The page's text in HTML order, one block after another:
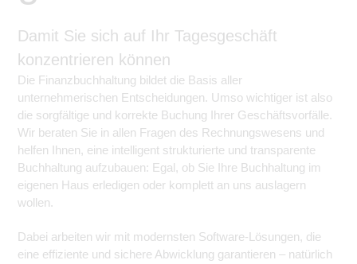
Damit Sie sich auf Ihr Tagesgeschäft
konzentrieren können
Die Finanzbuchhaltung bildet die Basis aller
unternehmerischen Entscheidungen. Umso wichtiger ist also
die sorgfältige und korrekte Buchung Ihrer Geschäftsvorfälle.
Wir beraten Sie in allen Fragen des Rechnungswesens und
helfen Ihnen, eine intelligent strukturierte und transparente
Buchhaltung aufzubauen: Egal, ob Sie Ihre Buchhaltung im
eigenen Haus erledigen oder komplett an uns auslagern
wollen.
Dabei arbeiten wir mit modernsten Software-Lösungen, die
eine effiziente und sichere Abwicklung garantieren – natürlich